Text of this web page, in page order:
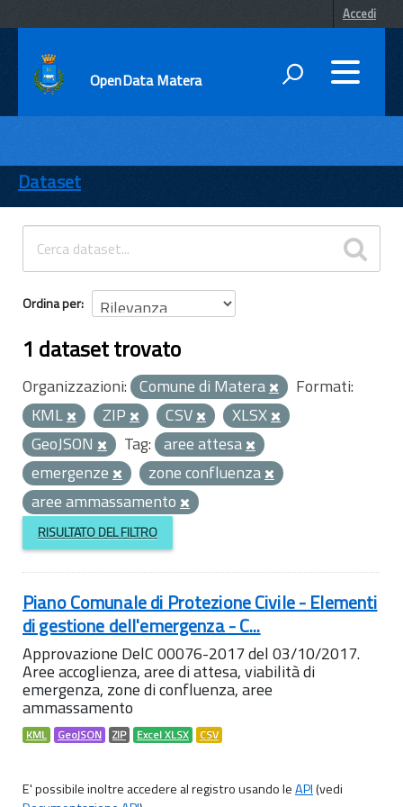
Accedi
OpenData Matera
ENTI
TEMI
INFORMAZIONI
Dataset
Ordina per
1 dataset trovato
Organizzazioni: Comune di Matera
Formati:
KML
ZIP CSV
XLSX
GeoJSON
Tag: aree attesa
emergenze
zone confluenza
aree ammassamento
RISULTATO DEL FILTRO
Piano Comunale di Protezione Civile - Elementi
di gestione dell'emergenza - C...
Approvazione DelC 00076-2017 del 03/10/2017.
Aree accoglienza, aree di attesa, viabilità di
emergenza, zone di confluenza, aree
ammassamento
KML GeoJSON ZIP Excel XLSX CSV
E' possibile inoltre accedere al registro usando leAPI(vedi